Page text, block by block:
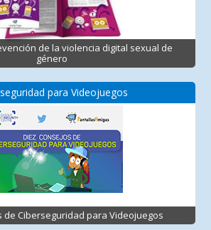
de la violencia digital sexual de
género
para Videojuegos
de Ciberseguridad para Videojuegos